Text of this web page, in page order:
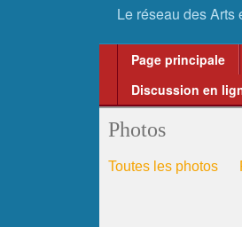
Page principale
Discussion en
Photos
Toutes les photos